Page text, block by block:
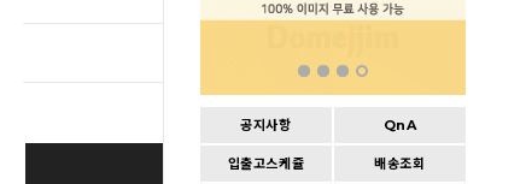
공지사항 QnA
입출고스케쥴 배송조회
BUY IT NOW